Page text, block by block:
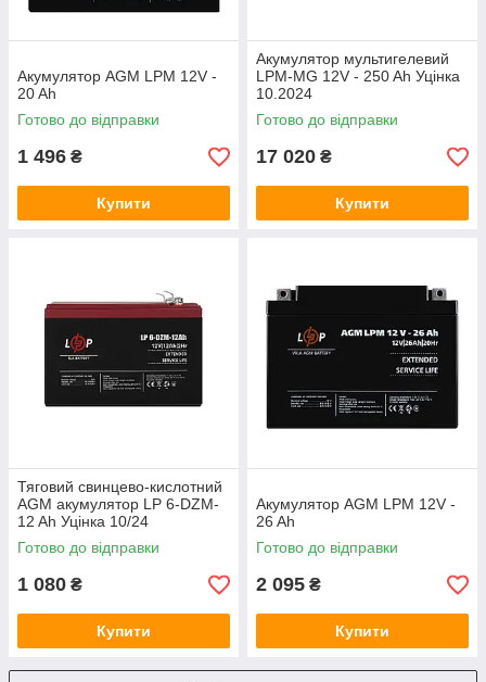
Акумулятор AGM LPM 12V -
20 Ah
Готово до відправки
1 496 ₴
Купити
Акумулятор мультигелевий
LPM-MG 12V - 250 Ah Уцінка
10.2024
Готово до відправки
17 020 ₴
Купити
Тяговий свинцево-кислотний
AGM акумулятор LP 6-DZM-
12 Ah Уцінка 10/24
Готово до відправки
1 080 ₴
Купити
Акумулятор AGM LPM 12V -
26 Ah
Готово до відправки
2 095 ₴
Купити